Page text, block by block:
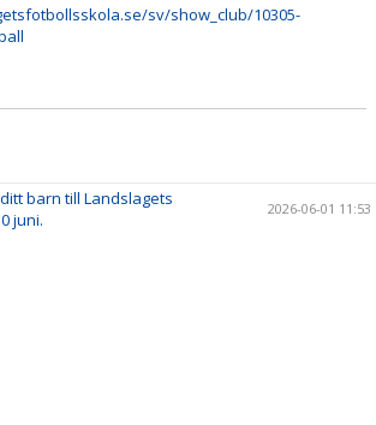
sv/show_club/10305-
barn till Landslagets
juni.
2026-06-01 11:53